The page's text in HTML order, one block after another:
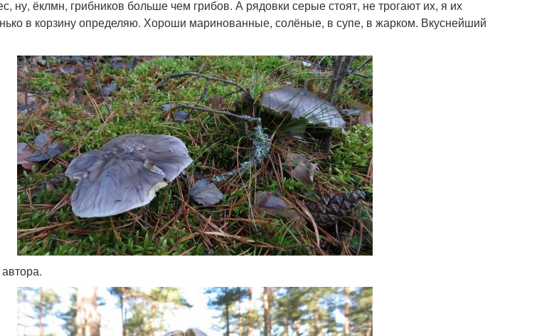
ну, ёклмн, грибников больше чем грибов. А рядовки серые стоят, не трогают их, я их
в корзину определяю. Хороши маринованные, солёные, в супе, в жарком. Вкуснейший